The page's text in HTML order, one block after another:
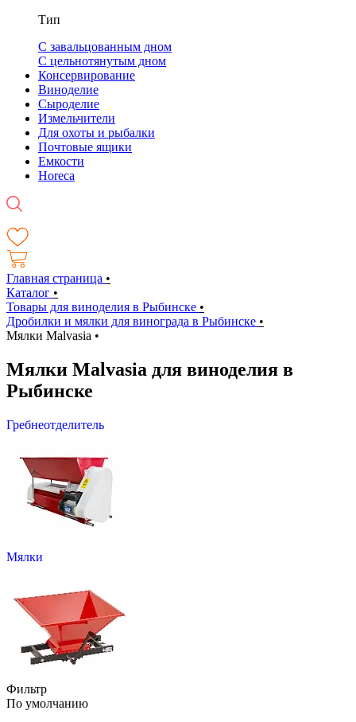
Тип
С завальцованным дном
С цельнотянутым дном
Консервирование
Виноделие
Сыроделие
Измельчители
Для охоты и рыбалки
Почтовые ящики
Емкости
Horeca
Главная страница •
Каталог •
Товары для виноделия в Рыбинске •
Дробилки и мялки для винограда в Рыбинске •
Мялки Malvasia •
Мялки Malvasia для виноделия в
Рыбинске
Гребнеотделитель
Мялки
Фильтр
По умолчанию